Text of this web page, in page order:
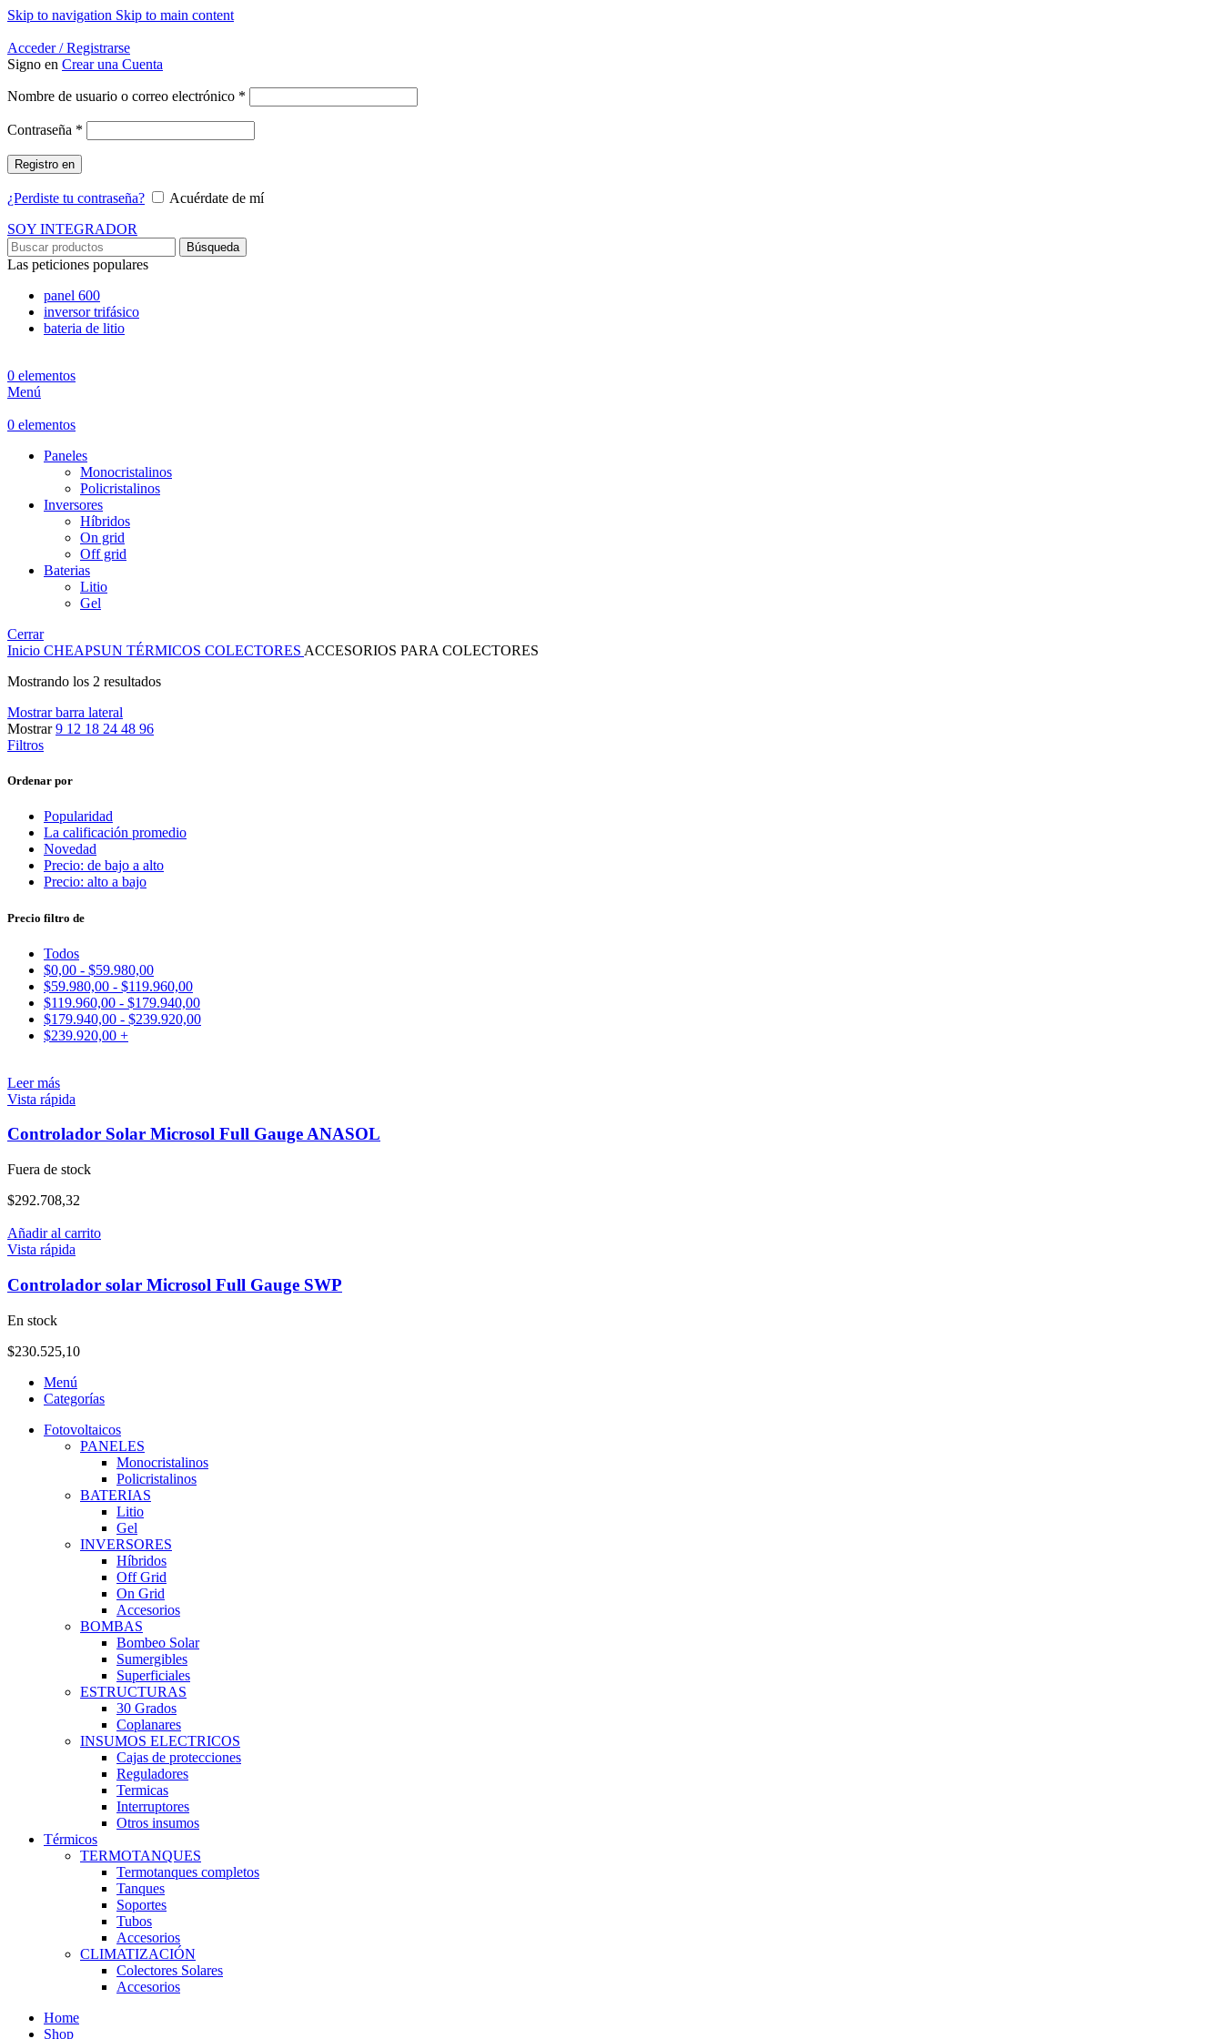
Skip to navigation Skip to main content
Acceder / Registrarse
Signo en Crear una Cuenta
Nombre de usuario o correo electrónico *
Contraseña *
Registro en
¿Perdiste tu contraseña?
Acuérdate de mí
SOY INTEGRADOR
Búsqueda
Las peticiones populares
panel 600
inversor trifásico
bateria de litio
0 elementos
Menú
0 elementos
Paneles
Monocristalinos
Policristalinos
Inversores
Híbridos
On grid
Off grid
Baterias
Litio
Gel
Cerrar
Inicio CHEAPSUN TÉRMICOS COLECTORES ACCESORIOS PARA COLECTORES
Mostrando los 2 resultados
Mostrar barra lateral
Mostrar9 12 18 24 48 96
Filtros
Ordenar por
Popularidad
La calificación promedio
Novedad
Precio: de bajo a alto
Precio: alto a bajo
Precio filtro de
Todos
$0,00 - $59.980,00
$59.980,00 - $119.960,00
$119.960,00 - $179.940,00
$179.940,00 - $239.920,00
$239.920,00 +
Leer más
Vista rápida
Controlador Solar Microsol Full Gauge ANASOL
Fuera de stock
$292.708,32
Añadir al carrito
Vista rápida
Controlador solar Microsol Full Gauge SWP
En stock
$230.525,10
Menú
Categorías
Fotovoltaicos
PANELES
Monocristalinos
Policristalinos
BATERIAS
Litio
Gel
INVERSORES
Híbridos
Off Grid
On Grid
Accesorios
BOMBAS
Bombeo Solar
Sumergibles
Superficiales
ESTRUCTURAS
30 Grados
Coplanares
INSUMOS ELECTRICOS
Cajas de protecciones
Reguladores
Termicas
Interruptores
Otros insumos
Térmicos
TERMOTANQUES
Termotanques completos
Tanques
Soportes
Tubos
Accesorios
CLIMATIZACIÓN
Colectores Solares
Accesorios
Home
Shop